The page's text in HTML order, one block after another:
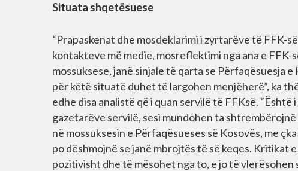
Situata shqetësuese
“Prapaskenat dhe mosdeklarimi i zyrtarëve të FFK-
kontakteve më medie, mosreflektimi nga ana e
mossuksese, janë sinjale të qarta se Përfaqësuesja
për këtë situatë duhet të largohen menjëherë”, ka
edhe disa analistë që i quan servilë të FFKsë. “Është
gazetarëve servilë, sesi mundohen ta
në mossuksesin e Përfaqësueses së Kosovës, me
po dëshmojnë se janë mbrojtës të së keqes. Kritikat
pozitivisht dhe të mësohet nga to, e jo të vlerësohen